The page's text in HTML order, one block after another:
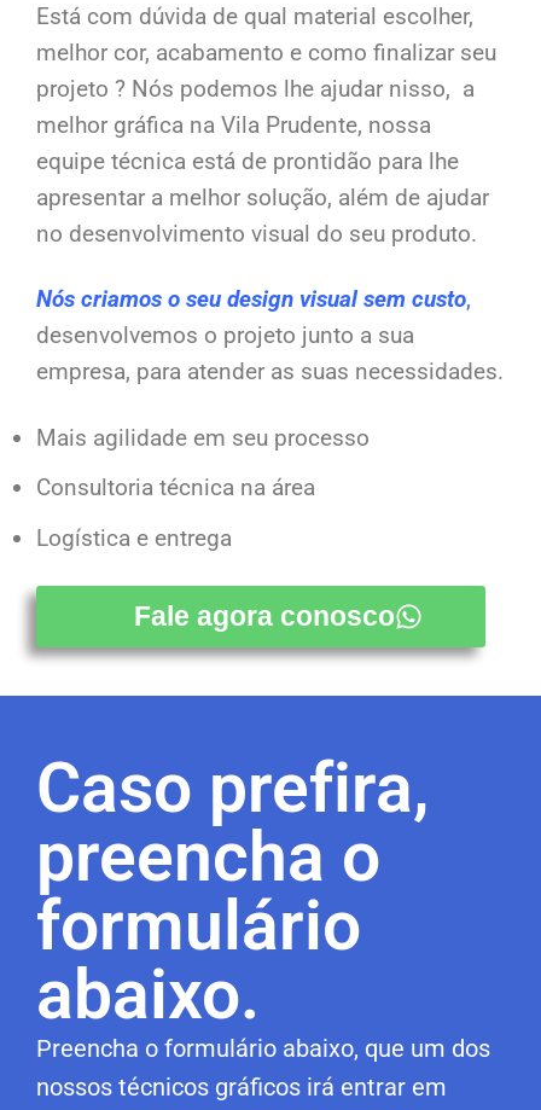
Está com dúvida de qual material escolher,
melhor cor, acabamento e como finalizar seu
projeto ? Nós podemos lhe ajudar nisso, a
melhor gráfica na Vila Prudente, nossa
equipe técnica está de prontidão para lhe
apresentar a melhor solução, além de ajudar
no desenvolvimento visual do seu produto.
Nós criamos o seu design visual sem custo,
desenvolvemos o projeto junto a sua
empresa, para atender as suas necessidades.
Mais agilidade em seu processo
Consultoria técnica na área
Logística e entrega
Fale agora conosco
Caso prefira,
preencha o
formulário
abaixo.
Preencha o formulário abaixo, que um dos
nossos técnicos gráficos irá entrar em